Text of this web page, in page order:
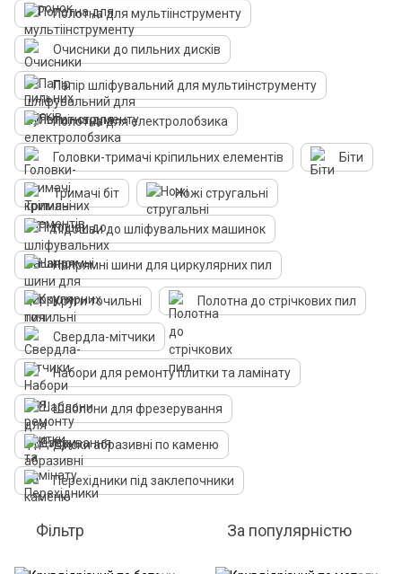
Полотна для мультіінструменту
Очисники до пильних дисків
Папір шліфувальний для мультиінструменту
Полотна для електролобзика
Головки-тримачі кріпильних елементів Біти
Тримачі біт Ножі стругальні
Підошви до шліфувальних машинок
Напрямні шини для циркулярних пил
Круги точильні Полотна до стрічкових пил
Свердла-мітчики
Набори для ремонту плитки та ламінату
Шаблони для фрезерування
Диски абразивні по каменю
Перехідники під заклепочники
Фільтр За популярністю